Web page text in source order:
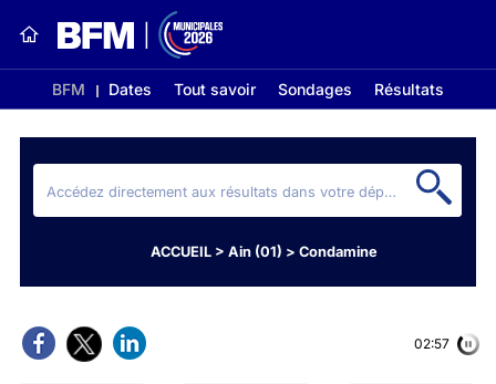
BFM Dates Tout savoir Sondages Résultats
ACCUEIL> Ain (01) > Condamine
02:56